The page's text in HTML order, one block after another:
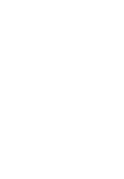
放送のお知ら